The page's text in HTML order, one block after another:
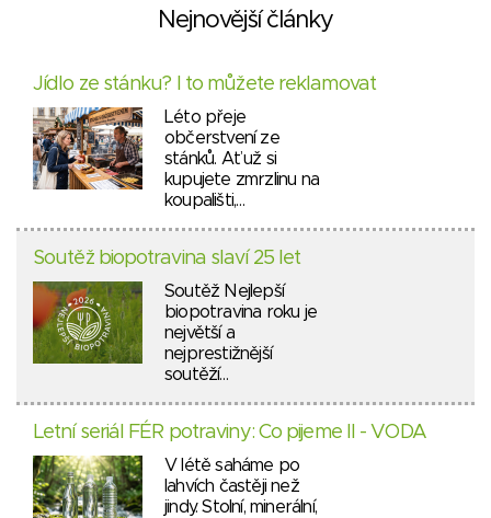
Nejnovější články
Jídlo ze stánku? I to můžete reklamovat
Léto přeje
občerstvení ze
stánků. Ať už si
kupujete zmrzlinu na
koupališti,…
Soutěž biopotravina slaví 25 let
Soutěž Nejlepší
biopotravina roku je
největší a
nejprestižnější
soutěží…
Letní seriál FÉR potraviny: Co pijeme II - VODA
V létě saháme po
lahvích častěji než
jindy. Stolní, minerální,